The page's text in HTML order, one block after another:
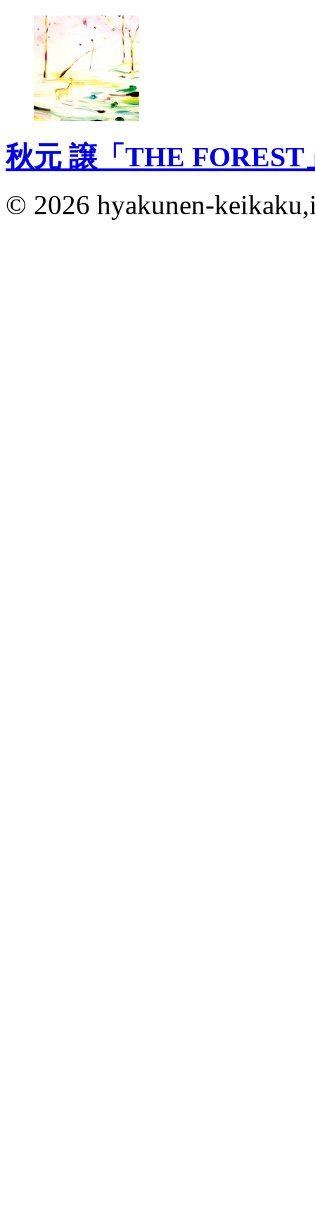
秋元 譲「THE FOREST
© 2026 hyakunen-